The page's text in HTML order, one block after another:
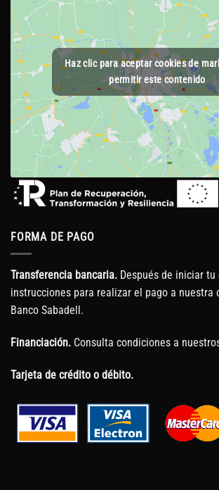
Haz clic para aceptar cookies de
permitir este contenido
FORMA DE PAGO
Transferencia bancaria. Después de iniciar
instrucciones para realizar el pago a nuestra
Banco Sabadell.
Financiación. Consulta condiciones a
Tarjeta de crédito o débito.